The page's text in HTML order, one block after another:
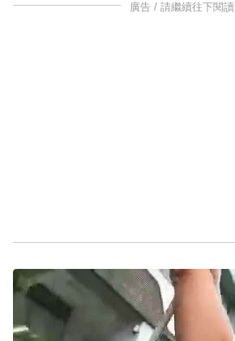
廣告 / 請繼續往下閱讀